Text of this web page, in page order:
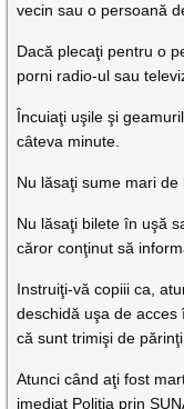
vecin sau o persoană
Dacă plecaţi pentru o
porni radio-ul sau
Încuiaţi uşile şi
câteva minute.
Nu lăsaţi sume mari de
Nu lăsaţi bilete în uşă
căror conţinut să
Instruiţi-vă copiii ca,
deschidă uşa de
că sunt trimişi de
Atunci când aţi fost
imediat Poliţia prin